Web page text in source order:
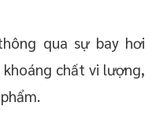
qua sự bay hơi
chất vi lượng,